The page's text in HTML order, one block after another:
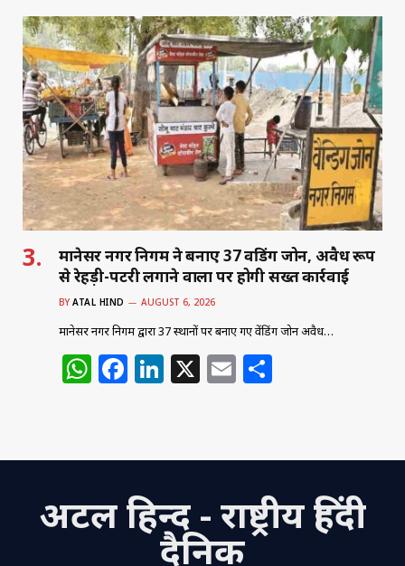
at
s
A
p
p
c
e
b
o
o
k
k
e
dI
n
ai
l
ar
e
मानेसर नगर निगम ने बनाए 37 वेंडिंग जोन, अवैध रूप
से रेहड़ी-पटरी लगाने वालों पर होगी सख्त कार्रवाई
BY ATAL HIND AUGUST 6, 2026
मानेसर नगर निगम द्वारा 37 स्थानों पर बनाए गए वेंडिंग जोन अवैध…
W
s
p
p
F
e
o
o
Li
e
n
X E
l e
अटल हिन्द - राष्ट्रीय हिंदी
दैनिक